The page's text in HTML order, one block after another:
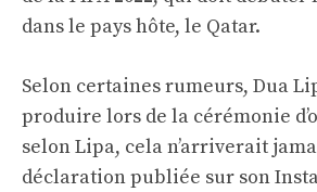
dans le pays hôte, le Qatar.
Selon certaines rumeurs, Dua
produire lors de la cérémonie
selon Lipa, cela n’arriverait
déclaration publiée sur son